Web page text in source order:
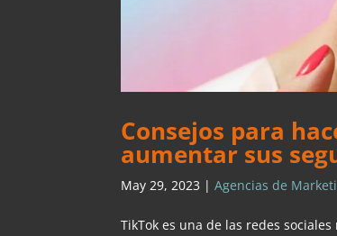
Consejos para
aumentar sus
May 29, 2023 |Agencias de
TikTok es una de las redes